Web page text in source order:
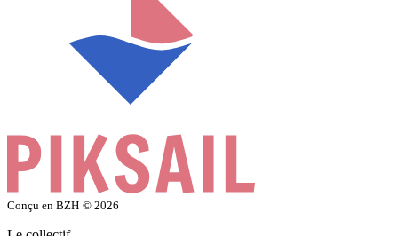
Conçu en BZH © 2026